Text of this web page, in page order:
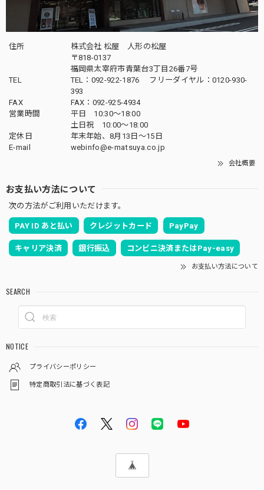
飾りたい場所にぴったりのサイズでとても素敵な五月人形が
届きました。子供も興味津々でとても嬉しいです。配送も丁
寧に梱包されてあったので安心できました。ありがとうござ
いました。
この度は当店をご利用頂き、誠に有難うござい
ます。素材にもこだわりを持って製作しており
ます。何かお気付きの点がござましたら、何な
りとお申し付けください。どうぞ宜しくお願い
申し上げます。
2025/04/06
雛人形に続いて五月人形をお願いしました！ 立派で大満足
です。ありがとうございます！
いつも当店をご利用頂き、誠に有難うございま
がござましたら、何なりとお申し付けくださ
い。どうぞ宜しくお願い申し上げます。
2025/04/03
娘の節句のときに同じシリーズのお雛様を購入し、家族みん
なとても気に入っており毎年飾るのを楽しみにしているの
た。 マンション住まいなのでコンパクトに収納できて、か
つカジュアルすぎない所が有り難いです。 夫が福岡出身なの
で博多織を使用されていることにもご縁を感じており、これ
住所
株式会社 松屋 人形の松屋
〒818-0137
福岡県太宰府市青葉台3丁目26番7号
TEL
TEL：092-922-1876 フリーダイヤル：0120-930-
393
FAX
FAX：092-925-4934
営業時間
平日 10:30～18:00
土日祝 10:00～18:00
定休日
年末年始、8月13日〜15日
E-mail
webinfo@e-matsuya.co.jp
会社概要
お支払い方法について
次の方法がご利用いただけます。
PAY ID あと払い クレジットカード PayPay
キャリア決済 銀行振込 コンビニ決済またはPay-easy
お支払い方法について
SEARCH
NOTICE
プライバシーポリシー
特定商取引法に基づく表記